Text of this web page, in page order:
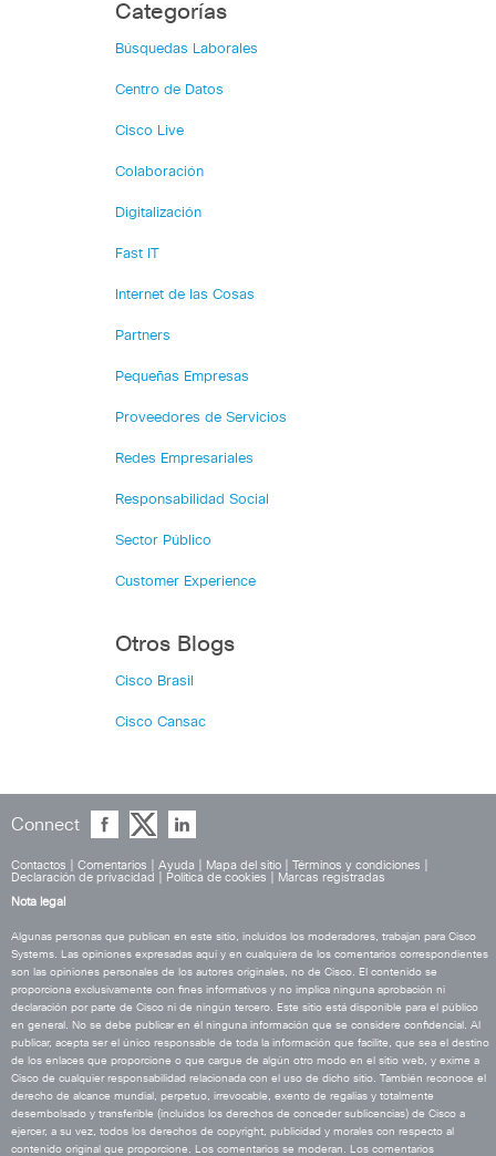
Categorías
Búsquedas Laborales
Centro de Datos
Cisco Live
Colaboración
Digitalización
Fast IT
Internet de las Cosas
Partners
Pequeñas Empresas
Proveedores de Servicios
Redes Empresariales
Responsabilidad Social
Sector Público
Customer Experience
Otros Blogs
Cisco Brasil
Cisco Cansac
Connect
Contactos Comentarios Ayuda Mapa del sitio Términos y condiciones
Declaración de privacidad
Política de cookies
Marcas registradas
Nota legal
Algunas personas que publican en este sitio, incluidos los moderadores, trabajan para Cisco
Systems. Las opiniones expresadas aquí y en cualquiera de los comentarios correspondientes
son las opiniones personales de los autores originales, no de Cisco. El contenido se
proporciona exclusivamente con fines informativos y no implica ninguna aprobación ni
declaración por parte de Cisco ni de ningún tercero. Este sitio está disponible para el público
en general. No se debe publicar en él ninguna información que se considere confidencial. Al
publicar, acepta ser el único responsable de toda la información que facilite, que sea el destino
de los enlaces que proporcione o que cargue de algún otro modo en el sitio web, y exime a
Cisco de cualquier responsabilidad relacionada con el uso de dicho sitio. También reconoce el
derecho de alcance mundial, perpetuo, irrevocable, exento de regalías y totalmente
desembolsado y transferible (incluidos los derechos de conceder sublicencias) de Cisco a
ejercer, a su vez, todos los derechos de copyright, publicidad y morales con respecto al
contenido original que proporcione. Los comentarios se moderan. Los comentarios